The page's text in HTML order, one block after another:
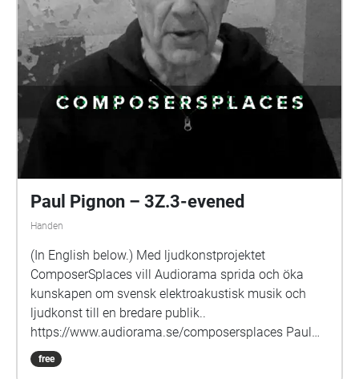
Paul Pignon – 3Z.3-evened
Handen
(In English below.) Med ljudkonstprojektet
ComposerSplaces vill Audiorama sprida och öka
kunskapen om svensk elektroakustisk musik och
ljudkonst till en bredare publik..
https://www.audiorama.se/composersplaces Paul
Pignon är född och uppvuxen i Storbritannien. Vid 15
års ålder började han spela jazz. PhD-studier i fysik
free